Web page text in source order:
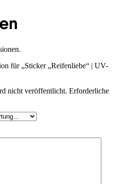
für „Sticker „Reifenliebe“ | UV-
nicht veröffentlicht. Erforderliche